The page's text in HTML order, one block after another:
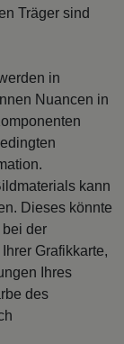
Träger sind
in
Nuancen in
kann
Dieses könnte
der
Grafikkarte,
Ihres
des